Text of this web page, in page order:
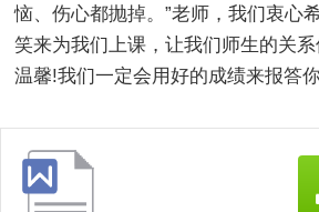
恼、伤心都抛掉。”老师，我们衷心
笑来为我们上课，让我们师生的关
温馨!我们一定会用好的成绩来报答你